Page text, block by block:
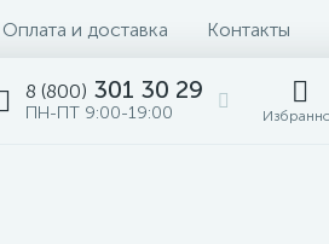
Оплата и доставка Контакты
8 (800) 301 30 29
ПН-ПТ 9:00-19:00